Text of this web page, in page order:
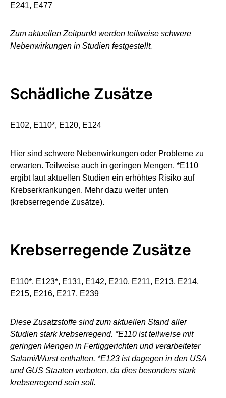
E241, E477
Zum aktuellen Zeitpunkt werden teilweise schwere
Nebenwirkungen in Studien festgestellt.
Schädliche Zusätze
E102, E110*, E120, E124
Hier sind schwere Nebenwirkungen oder Probleme zu
erwarten. Teilweise auch in geringen Mengen. *E110
ergibt laut aktuellen Studien ein erhöhtes Risiko auf
Krebserkrankungen. Mehr dazu weiter unten
(krebserregende Zusätze).
Krebserregende Zusätze
E110*, E123*, E131, E142, E210, E211, E213, E214,
E215, E216, E217, E239
Diese Zusatzstoffe sind zum aktuellen Stand aller
Studien stark krebserregend. *E110 ist teilweise mit
geringen Mengen in Fertiggerichten und verarbeiteter
Salami/Wurst enthalten. *E123 ist dagegen in den USA
und GUS Staaten verboten, da dies besonders stark
krebserregend sein soll.